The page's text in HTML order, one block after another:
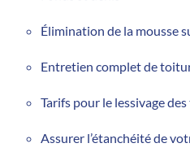
Élimination de la mousse
Entretien complet de
Tarifs pour le lessivage
Assurer l’étanchéité de